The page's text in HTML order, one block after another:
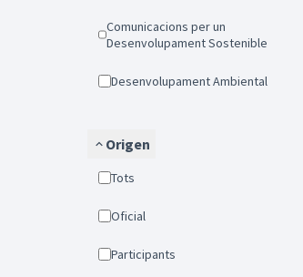
Comunicacions per un
Desenvolupament Sostenible
Desenvolupament Ambiental
Origen
Tots
Oficial
Participants